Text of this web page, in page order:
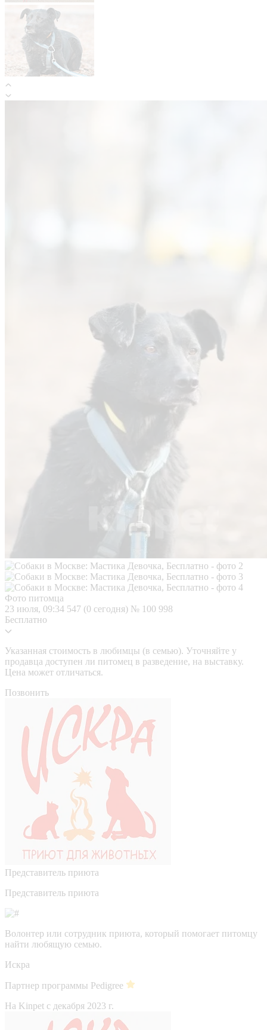
Фото питомца
23 июля, 09:34 547 (0 сегодня) № 100 998
Бесплатно
Указанная стоимость в любимцы (в семью). Уточняйте у
продавца доступен ли питомец в разведение, на выставку.
Цена может отличаться.
Позвонить
Представитель приюта
Представитель приюта
Волонтер или сотрудник приюта, который помогает питомцу
найти любящую семью.
Искра
Партнер программы Pedigree
На Kinpet c декабря 2023 г.